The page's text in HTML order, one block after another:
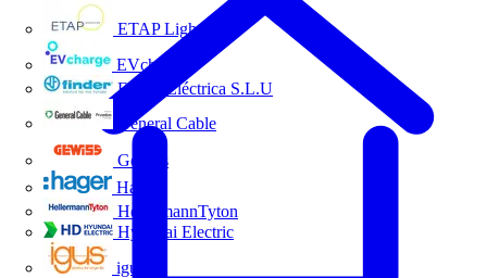
ETAP Lighting
EVcharge
Finder Eléctrica S.L.U
General Cable
Gewiss
Hager
HellermannTyton
Hyundai Electric
igus